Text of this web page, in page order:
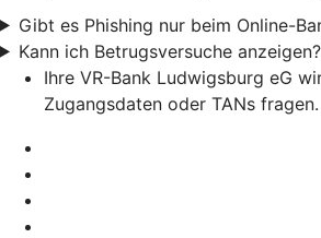
Gibt es Phishing nur beim Online-
Kann ich Betrugsversuche anzeigen?
Ihre VR-Bank Ludwigsburg eG
Zugangsdaten oder TANs fragen.